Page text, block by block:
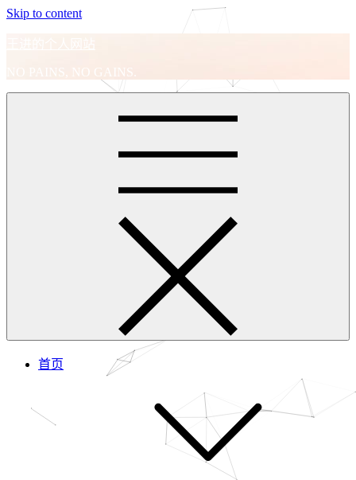
Skip to content
王进的个人网站
NO PAINS, NO GAINS.
首页